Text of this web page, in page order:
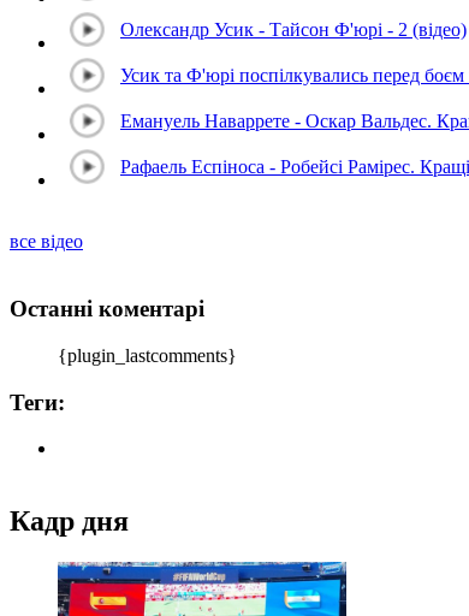
Олександр Усик - Тайсон Ф'юрі - 2 (відео)
Усик та Ф'юрі поспілкувались перед боєм
Емануель Наваррете - Оскар Вальдес.
Рафаель Еспіноса - Робейсі Рамірес.
все відео
Останні коментарі
{plugin_lastcomments}
Теги:
Кадр дня